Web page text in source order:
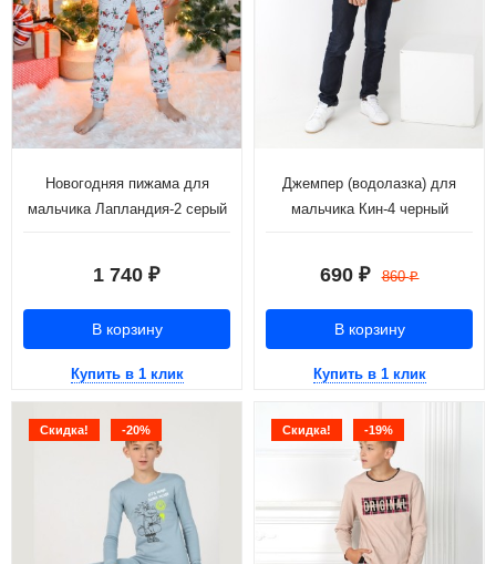
Новогодняя пижама для
мальчика Лапландия-2 серый
1 740 ₽
В корзину
Купить в 1 клик
Джемпер (водолазка) для
мальчика Кин-4 черный
690 ₽ 860₽
В корзину
Купить в 1 клик
Скидка! -20% Скидка! -19%